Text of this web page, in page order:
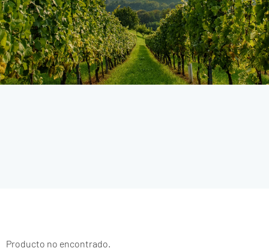
Producto no encontrado.